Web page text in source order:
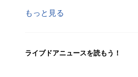
もっと見る
ライブドアニュースを読もう！